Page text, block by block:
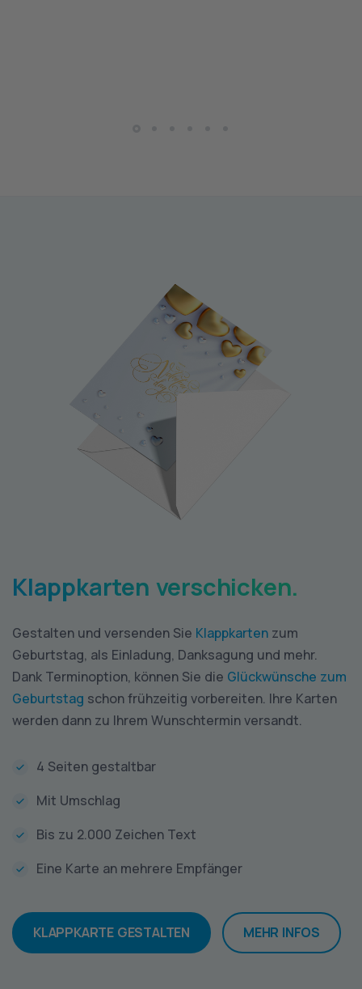
Klappkarten verschicken.
Gestalten und versenden Sie Klappkarten zum
Geburtstag, als Einladung, Danksagung und mehr.
Dank Terminoption, können Sie die Glückwünsche zum
Geburtstag schon frühzeitig vorbereiten. Ihre Karten
werden dann zu Ihrem Wunschtermin versandt.
4 Seiten gestaltbar
Mit Umschlag
Bis zu 2.000 Zeichen Text
Eine Karte an mehrere Empfänger
KLAPPKARTE GESTALTEN MEHR INFOS